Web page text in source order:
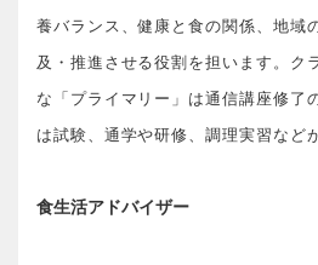
養バランス、健康と食の関係、地域
及・推進させる役割を担います。ク
な「プライマリー」は通信講座修了
は試験、通学や研修、調理実習など
食生活アドバイザー